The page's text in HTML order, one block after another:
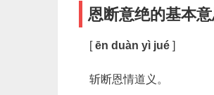
恩断意绝的基本
[ēn duàn yì jué ]
斩断恩情道义。